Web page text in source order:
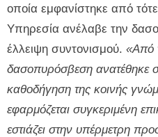
οποία εμφανίστηκε από
Υπηρεσία ανέλαβε την
έλλειψη συντονισμού. «Από
δασοπυρόσβεση ανατέθηκε
καθοδήγηση της κοινής
εφαρμόζεται συγκεριμένη
εστιάζει στην υπέρμετρη